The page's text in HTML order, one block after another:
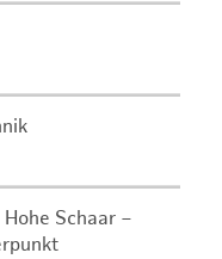
Schaar –